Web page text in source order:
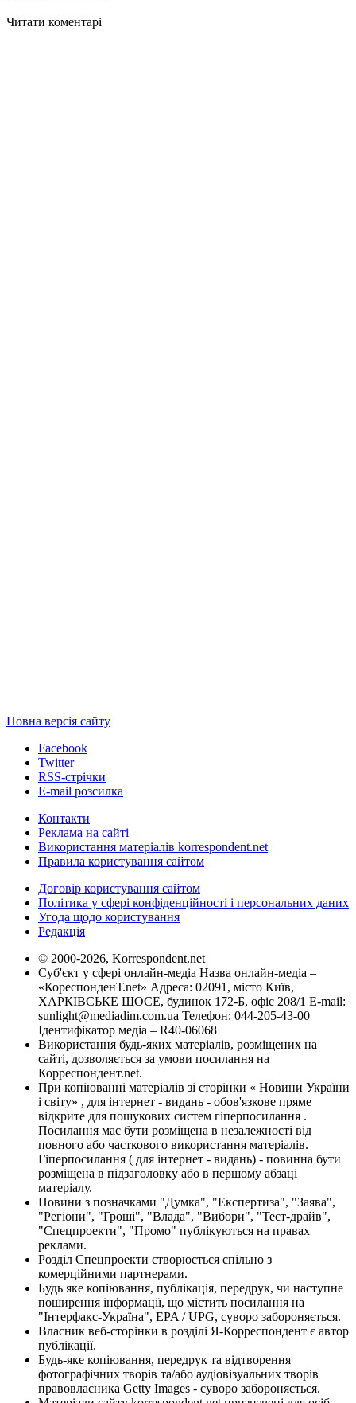
Читати коментарі
Повна версія сайту
Facebook
Twitter
RSS-стрічки
E-mail розсилка
Контакти
Реклама на сайті
Використання матеріалів korrespondent.net
Правила користування сайтом
Договір користування сайтом
Політика у сфері конфіденційності і персональних даних
Угода щодо користування
Редакція
© 2000-2026, Korrespondent.net
Суб'єкт у сфері онлайн-медіа Назва онлайн-медіа –
«КореспонденТ.net» Адреса: 02091, місто Київ,
ХАРКІВСЬКЕ ШОСЕ, будинок 172-Б, офіс 208/1 E-mail:
sunlight@mediadim.com.ua Телефон: 044-205-43-00
Ідентифікатор медіа – R40-06068
Використання будь-яких матеріалів, розміщених на
сайті, дозволяється за умови посилання на
Корреспондент.net.
При копіюванні матеріалів зі сторінки « Новини України
і світу» , для інтернет - видань - обов'язкове пряме
відкрите для пошукових систем гіперпосилання .
Посилання має бути розміщена в незалежності від
повного або часткового використання матеріалів.
Гіперпосилання ( для інтернет - видань) - повинна бути
розміщена в підзаголовку або в першому абзаці
матеріалу.
Новини з позначками "Думка", "Експертиза", "Заява",
"Регіони", "Гроші", "Влада", "Вибори", "Тест-драйв",
"Спецпроекти", "Промо" публікуються на правах
реклами.
Розділ Спецпроекти створюється спільно з
комерційними партнерами.
Будь яке копіювання, публікація, передрук, чи наступне
поширення інформації, що містить посилання на
"Інтерфакс-Україна", EPA / UPG, суворо забороняється.
Власник веб-сторінки в розділі Я-Корреспондент є автор
публікації.
Будь-яке копіювання, передрук та відтворення
фотографічних творів та/або аудіовізуальних творів
правовласника Getty Images - суворо забороняється.